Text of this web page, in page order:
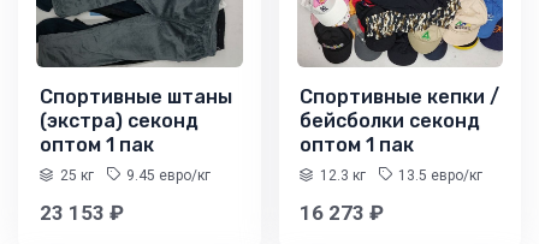
Спортивные штаны
(экстра) секонд
оптом 1 пак
25 кг 9.45 евро/кг
23 153 ₽
Спортивные кепки /
бейсболки секонд
оптом 1 пак
12.3 кг 13.5 евро/кг
16 273 ₽